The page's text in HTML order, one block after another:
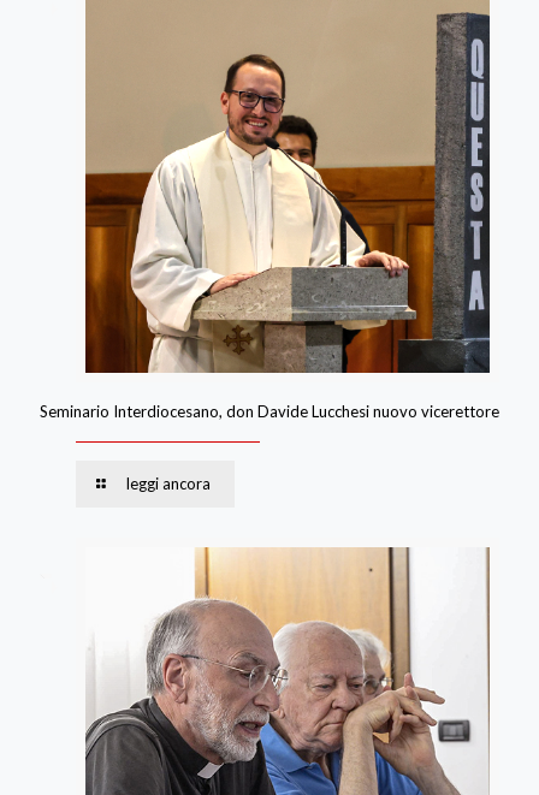
Seminario Interdiocesano, don Davide Lucchesi nuovo vicerettore
leggi ancora